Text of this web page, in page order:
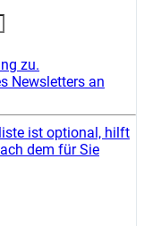
zu.
Newsletters an
ist optional, hilft
dem für Sie